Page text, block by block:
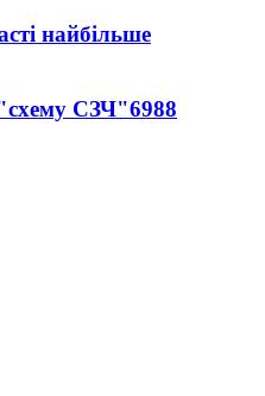
найбільше
СЗЧ"6988